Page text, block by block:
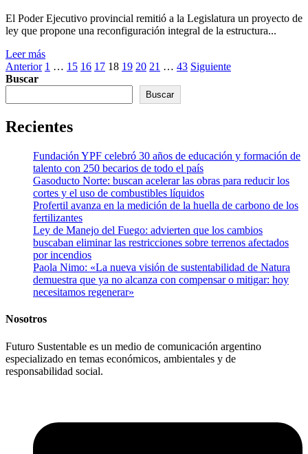
El Poder Ejecutivo provincial remitió a la Legislatura un proyecto de
ley que propone una reconfiguración integral de la estructura...
Leer más
Paginación
de
entradas
Anterior 1 … 15 16 17 18 19 20 21 … 43 Siguiente
Buscar
Buscar
Recientes
Fundación YPF celebró 30 años de educación y formación de
talento con 250 becarios de todo el país
Gasoducto Norte: buscan acelerar las obras para reducir los
cortes y el uso de combustibles líquidos
Profertil avanza en la medición de la huella de carbono de los
fertilizantes
Ley de Manejo del Fuego: advierten que los cambios
buscaban eliminar las restricciones sobre terrenos afectados
por incendios
Paola Nimo: «La nueva visión de sustentabilidad de Natura
demuestra que ya no alcanza con compensar o mitigar: hoy
necesitamos regenerar»
Nosotros
Futuro Sustentable es un medio de comunicación argentino
especializado en temas económicos, ambientales y de
responsabilidad social.